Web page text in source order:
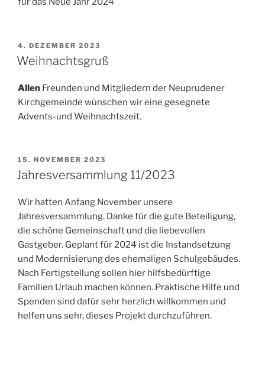
VERÖFFENTLICHT
AM
4. DEZEMBER 2023
Weihnachtsgruß
Allen Freunden und Mitgliedern der Neuprudener
Kirchgemeinde wünschen wir eine gesegnete
Advents-und Weihnachtszeit.
VERÖFFENTLICHT
AM
15. NOVEMBER 2023
Jahresversammlung 11/2023
Wir hatten Anfang November unsere
Jahresversammlung. Danke für die gute Beteiligung,
die schöne Gemeinschaft und die liebevollen
Gastgeber. Geplant für 2024 ist die Instandsetzung
und Modernisierung des ehemaligen Schulgebäudes.
Nach Fertigstellung sollen hier hilfsbedürftige
Familien Urlaub machen können. Praktische Hilfe und
Spenden sind dafür sehr herzlich willkommen und
helfen uns sehr, dieses Projekt durchzuführen.